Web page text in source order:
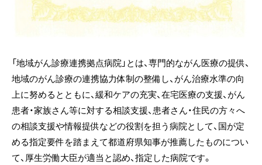
「地域がん診療連携拠点病院」とは、専門的ながん医療の提供、
地域のがん診療の連携協力体制の整備し、がん治療水準の向
上に努めるとともに、緩和ケアの充実、在宅医療の支援、がん
患者・家族さん等に対する相談支援、患者さん・住民の方々へ
の相談支援や情報提供などの役割を担う病院として、国が定
める指定要件を踏まえて都道府県知事が推薦したものについ
て、厚生労働大臣が適当と認め、指定した病院です。